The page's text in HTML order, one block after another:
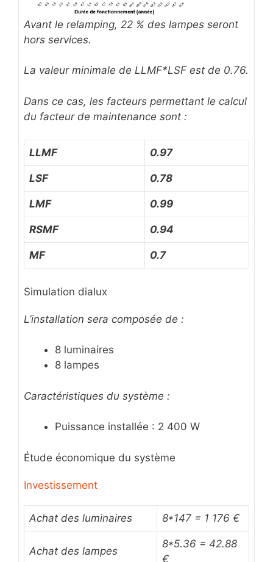
Avant le relamping, 22 % des lampes seront
hors services.
La valeur minimale de LLMF*LSF est de 0.76.
Dans ce cas, les facteurs permettant le calcul
du facteur de maintenance sont :
LLMF 0.97
LSF 0.78
LMF 0.99
RSMF 0.94
MF 0.7
Simulation dialux
L’installation sera composée de :
8 luminaires
8 lampes
Caractéristiques du système :
Puissance installée : 2 400 W
Étude économique du système
Investissement
Achat des luminaires 8*147 = 1 176 €
Achat des lampes
8*5.36 = 42.88
€